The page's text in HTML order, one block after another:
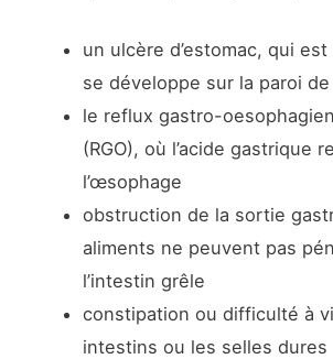
un ulcère d’estomac, qui
se développe sur la paroi de
le reflux gastro-
(RGO), où l’acide gastrique
l’œsophage
obstruction de la sortie
aliments ne peuvent pas
l’intestin grêle
constipation ou difficulté à
intestins ou les selles dures